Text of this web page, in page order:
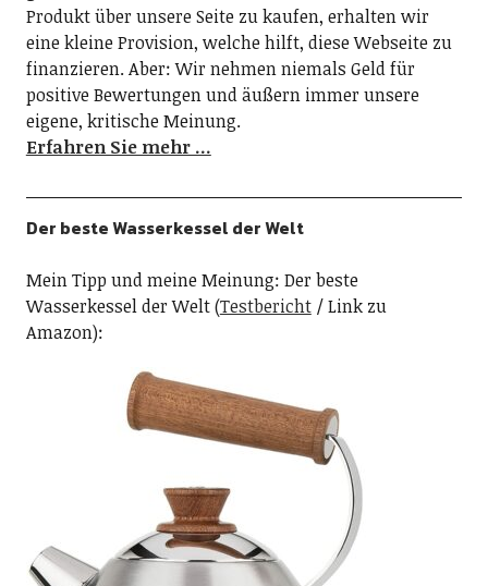
Produkt über unsere Seite zu kaufen, erhalten wir
eine kleine Provision, welche hilft, diese Webseite zu
finanzieren. Aber: Wir nehmen niemals Geld für
positive Bewertungen und äußern immer unsere
eigene, kritische Meinung.
Erfahren Sie mehr …
Der beste Wasserkessel der Welt
Mein Tipp und meine Meinung: Der beste
Wasserkessel der Welt (Testbericht/ Link zu
Amazon):